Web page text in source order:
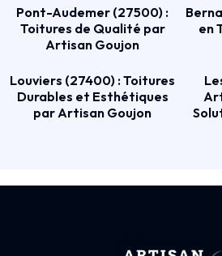
Pont-Audemer (27500) :
Toitures de Qualité par
Artisan Goujon
en
Louviers (27400) : Toitures
Durables et Esthétiques
par Artisan Goujon